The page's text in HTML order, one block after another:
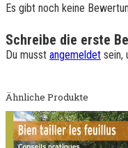
Es gibt noch keine
Schreibe die erste
Du musst angemeldet sein,
Ähnliche Produkte